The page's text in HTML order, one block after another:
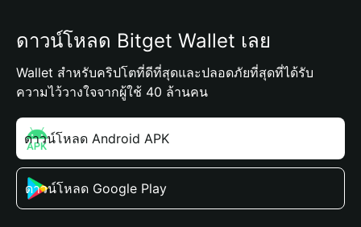
ดาวน์โหลด Bitget Wallet เลย
Wallet สำหรับคริปโตที่ดีที่สุดและปลอดภัยที่สุดที่ได้รับ
ความไว้วางใจจากผู้ใช้ 40 ล้านคน
ดาวน์โหลด Android APK
ดาวน์โหลด Google Play